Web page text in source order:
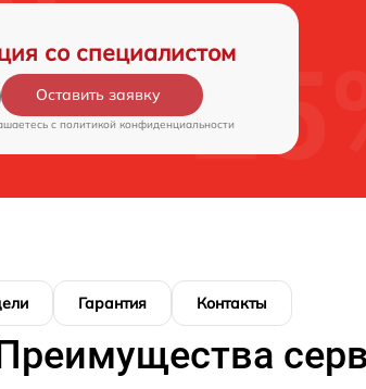
со специалистом
Оставить заявку
c политикой конфиденциальности
Гарантия Контакты